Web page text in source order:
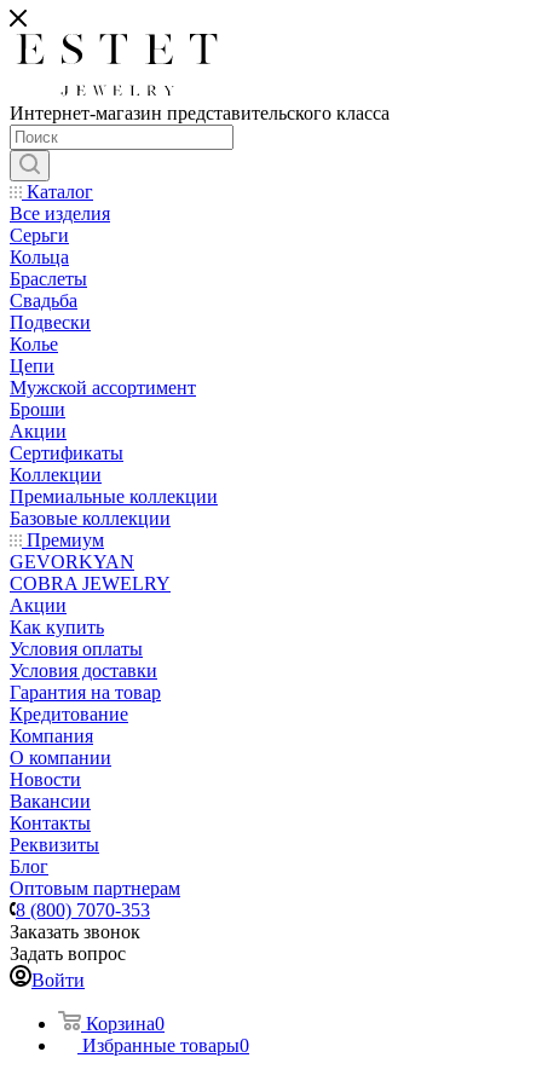
Интернет-магазин представительского класса
Каталог
Все изделия
Серьги
Кольца
Браслеты
Свадьба
Подвески
Колье
Цепи
Мужской ассортимент
Броши
Акции
Сертификаты
Коллекции
Премиальные коллекции
Базовые коллекции
Премиум
GEVORKYAN
COBRA JEWELRY
Акции
Как купить
Условия оплаты
Условия доставки
Гарантия на товар
Кредитование
Компания
О компании
Новости
Вакансии
Контакты
Реквизиты
Блог
Оптовым партнерам
8 (800) 7070-353
Заказать звонок
Задать вопрос
Войти
Корзина0
Избранные товары0